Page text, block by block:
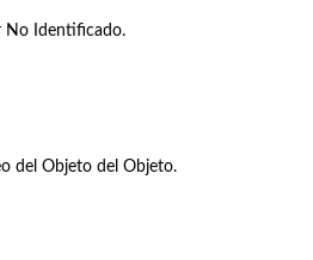
No Identificado.
del Objeto del Objeto.